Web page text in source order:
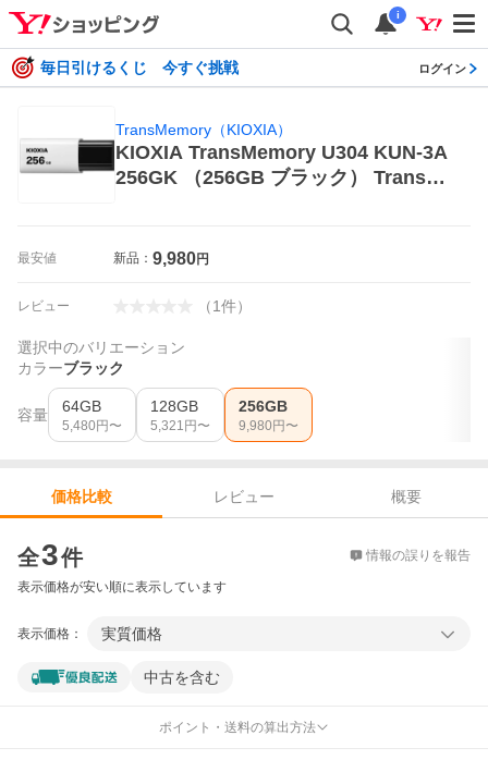
i
毎日引けるくじ 今すぐ挑戦 ログイン
TransMemory（KIOXIA）
KIOXIA TransMemory U304 KUN-3A
256GK （256GB ブラック） TransM
最安値 新品： 9,980円
レビュー （1件）
選択中のバリエーション
カラーブラック
容量 64GB
5,480 円〜
128GB
5,321 円〜
256GB
9,980 円〜
価格比較 レビュー
概要
全3件 情報の誤りを報告
表示価格が安い順に表示しています
表示価格： 実質価格
中古を含む
ポイント・送料の算出方法